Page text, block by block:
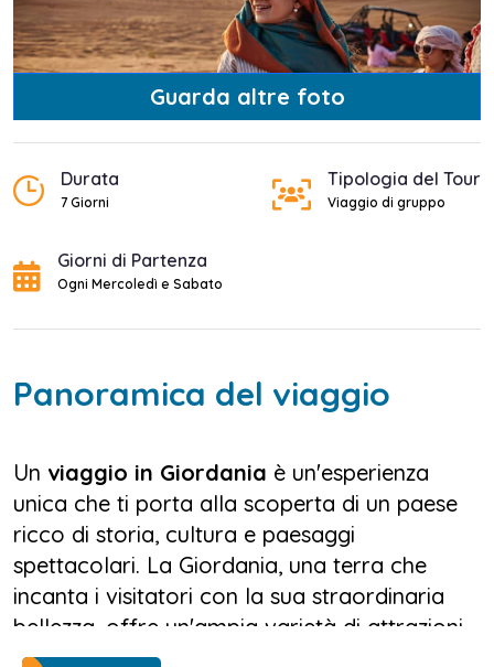
Guarda altre foto
Durata
7 Giorni
Tipologia del Tour
Viaggio di gruppo
Giorni di Partenza
Ogni Mercoledì e Sabato
Panoramica del viaggio
Un viaggio in Giordania è un'esperienza
unica che ti porta alla scoperta di un paese
ricco di storia, cultura e paesaggi
spettacolari. La Giordania, una terra che
incanta i visitatori con la sua straordinaria
bellezza, offre un'ampia varietà di attrazioni
turistiche, tra cui siti archeologici, meraviglie